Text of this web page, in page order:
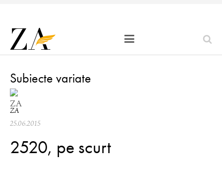
Subiecte variate
ZA
25.06.2015
2520, pe scurt